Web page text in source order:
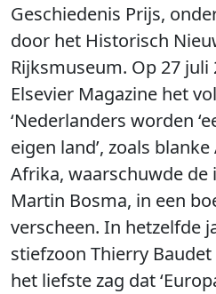
Geschiedenis Prijs,
door het Historisch
Rijksmuseum. Op 27
Elsevier Magazine het
‘Nederlanders worden
eigen land’, zoals
Afrika, waarschuwde de
Martin Bosma, in een
verscheen. In hetzelfde
stiefzoon Thierry
het liefste zag dat